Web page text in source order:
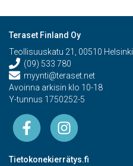
Teraset Finland Oy
Teollisuuskatu 21, 00510 Helsinki
(09) 533 780
myynti@teraset.net
Avoinna arkisin klo 10-18
Y-tunnus 1750252-5
Tietokonekierrätys.fi